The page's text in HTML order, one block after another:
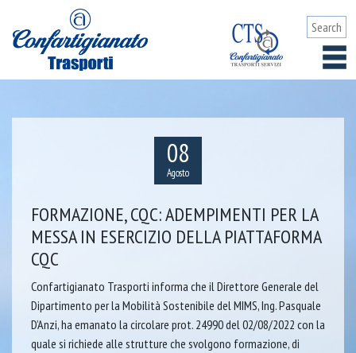
08
Agosto
FORMAZIONE, CQC: ADEMPIMENTI PER LA
MESSA IN ESERCIZIO DELLA PIATTAFORMA
CQC
Confartigianato Trasporti informa che il Direttore Generale del
Dipartimento per la Mobilità Sostenibile del MIMS, Ing. Pasquale
D’Anzi, ha emanato la circolare prot. 24990 del 02/08/2022 con la
quale si richiede alle strutture che svolgono formazione, di